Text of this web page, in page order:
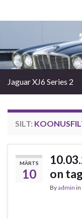
Search
Jaguar XJ6 Series 2
SILT:
MÄRTS
10
on
Byadmin in